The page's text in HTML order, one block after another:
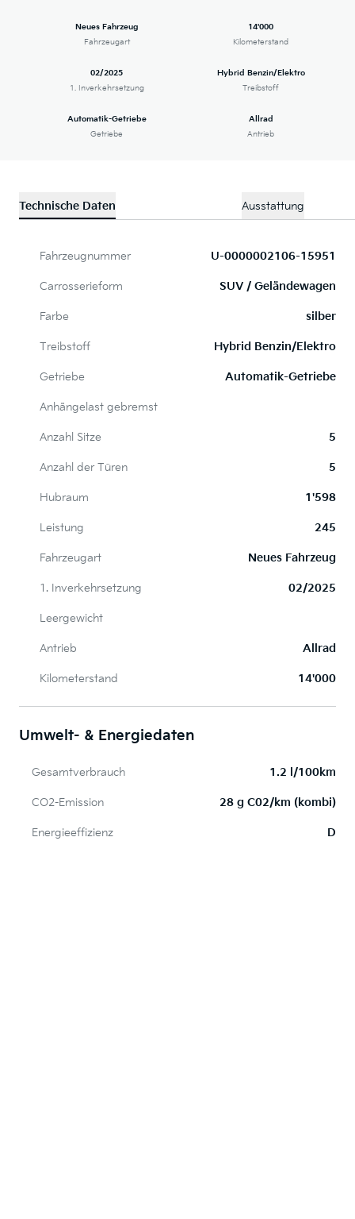
Neues Fahrzeug
Fahrzeugart
14'000
Kilometerstand
02/2025
1. Inverkehrsetzung
Hybrid Benzin/Elektro
Treibstoff
Automatik-Getriebe
Getriebe
Allrad
Antrieb
Technische Daten Ausstattung
Fahrzeugnummer U-0000002106-15951
Carrosserieform SUV / Geländewagen
Farbe silber
Treibstoff Hybrid Benzin/Elektro
Getriebe Automatik-Getriebe
Anhängelast gebremst
Anzahl Sitze 5
Anzahl der Türen 5
Hubraum 1'598
Leistung 245
Fahrzeugart Neues Fahrzeug
1. Inverkehrsetzung 02/2025
Leergewicht
Antrieb Allrad
Kilometerstand 14'000
Umwelt- & Energiedaten
Gesamtverbrauch 1.2 l/100km
CO2-Emission 28 g C02/km (kombi)
Energieeffizienz D